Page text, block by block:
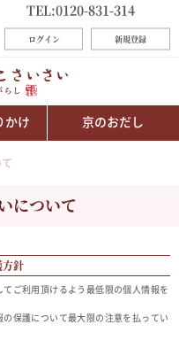
TEL:0120-831-314
ログイン 新規登録
かけ 京のおだし
について
方針
てご利用頂けるよう最低限の個人情報を
の保護について最大限の注意を払ってい